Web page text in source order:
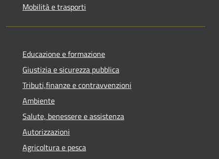
Mobilità e trasporti
Educazione e formazione
Giustizia e sicurezza pubblica
Tributi,finanze e contravvenzioni
Ambiente
Salute, benessere e assistenza
Autorizzazioni
Agricoltura e pesca